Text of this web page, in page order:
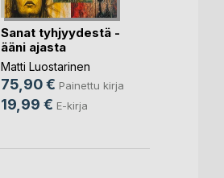
Sanat tyhjyydestä -
ääni ajasta
Matti Luostarinen
75,90 € Painettu kirja
19,99 € E-kirja